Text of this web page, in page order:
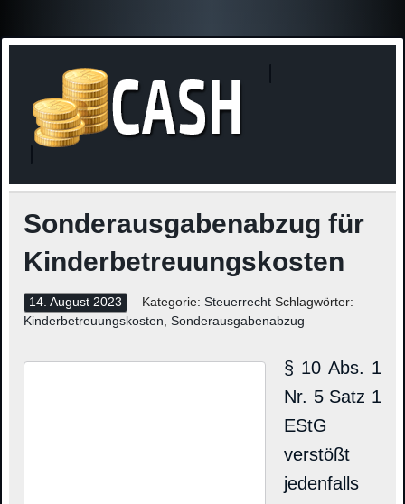
Sonderausgabenabzug für
Kinderbetreuungskosten
14. August 2023 Kategorie: Steuerrecht Schlagwörter:
Kinderbetreuungskosten, Sonderausgabenabzug
§ 10 Abs. 1
Nr. 5 Satz 1
EStG
verstößt
jedenfalls